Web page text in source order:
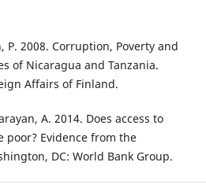
P. 2008. Corruption, Poverty and
of Nicaragua and Tanzania.
Affairs of Finland.
A. 2014. Does access to
Evidence from the
DC: World Bank Group.